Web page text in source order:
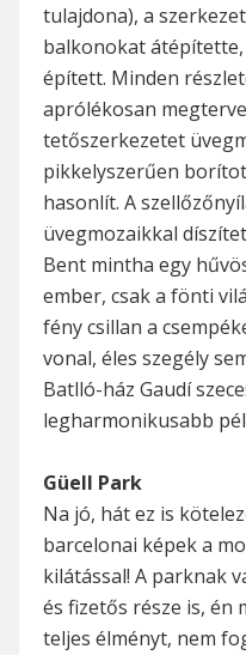
tulajdona), a
balkonokat
épített. Minden
aprólékosan
tetőszerkezetet
pikkelyszerűen
hasonlít. A
üvegmozaikkal
Bent mintha egy
ember, csak a fönti
fény csillan a
vonal, éles szegély
Batlló-ház Gaudí
legharmonikusabb
Güell Park
Na jó, hát ez is
barcelonai képek a
kilátással! A parknak
és fizetős része is, én
teljes élményt, nem